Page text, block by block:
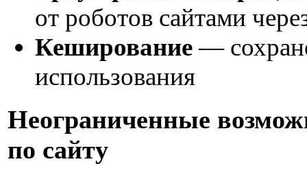
от роботов сайтами
Кеширование—
использования
Неограниченные
по сайту